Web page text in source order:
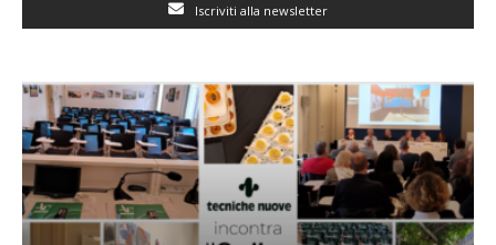
Iscriviti alla newsletter